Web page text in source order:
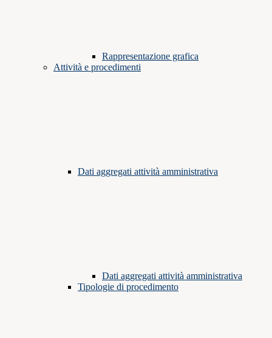
Rappresentazione grafica
Attività e procedimenti
Dati aggregati attività amministrativa
Dati aggregati attività amministrativa
Tipologie di procedimento